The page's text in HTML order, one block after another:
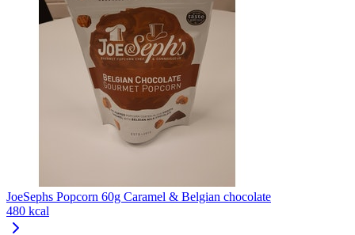
JoeSephs Popcorn 60g Caramel & Belgian chocolate
480 kcal